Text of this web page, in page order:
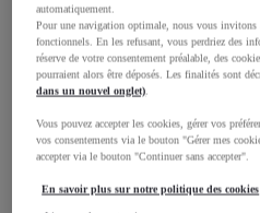
Comment ajouter/
Ma Toyota ?
Votre consommation
consommation indiquée
TOYOTA ?
automatiquement.
Pour une navigation optimale, nous vous invitons
fonctionnels. En les refusant, vous perdriez des
réserve de votre consentement préalable, des
pourraient alors être déposés. Les finalités sont
dans un nouvel onglet).
Vous pouvez accepter les cookies, gérer vos
vos consentements via le bouton "Gérer mes
accepter via le bouton "Continuer sans accepter".
En savoir plus sur notre politique des cookies